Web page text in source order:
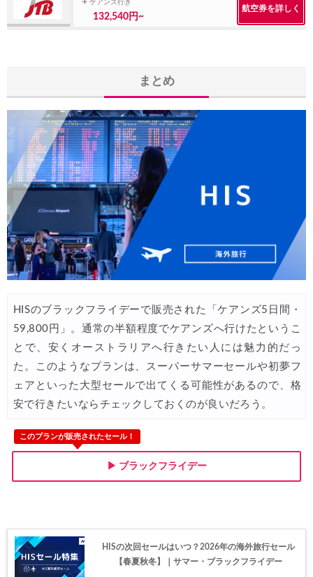
JTB) シンガポール航空便(航空券+ホテル) 最大20,000円OFFクー
JTB) ベトナム航空便(航空券+ホテル) 最大20,000円OFFク
04/01 Trip.com) 航空券＋ホテル 最大5,000円OFFクーポン
楽天トラベル) 海外ツアー 最大20,000円OFFクーポン
03/27 Peach) タイムセール(バンコク・シンガポール)
03/26 サプライス) 海外航空券 3,000円OFFクーポン
03/26 HIS) 海外航空券(東アジア) 2,000円OFFクーポン
Trip.com) 海外航空券 アジア行き6,900円~
03/23 Trip.com) 航空券＋ホテル 最大5,000円OFFクーポン
03/23 Trip.com) 海外航空券 最大2,500円OFFクーポン
03/19 HIS) オーストラリア・リゾート航空券 2,000円OFFクーポ
03/19 Expedia) 春旅・GWセール 最大40%OFF
03/17 HIS) 北欧添乗員同行ツアー 最大10,000円OFFクーポン
03/17 JAL) 海外ダイナミックパッケージ タイムセール
03/17 JAL) 海外ダイナミックパッケージ 最大40,000円OFFクーポ
HIS) 海外航空券 タイムセール
03/16 Trip.com) ハワイ 最大50%OFFセール
03/16 Trip.com) ベトナム 最大50%OFFセール
✈ ケアンズ行き
132,540円~
航空券を詳しく
まとめ
HISのブラックフライデーで販売された「ケアンズ5日間・
59,800円」。通常の半額程度でケアンズへ行けたというこ
とで、安くオーストラリアへ行きたい人には魅力的だっ
た。このようなプランは、スーパーサマーセールや初夢フ
ェアといった大型セールで出てくる可能性があるので、格
安で行きたいならチェックしておくのが良いだろう。
このプランが販売されたセール！
▶ ブラックフライデー
HISの次回セールはいつ？2026年の海外旅行セール
【春夏秋冬】｜サマー・ブラックフライデー